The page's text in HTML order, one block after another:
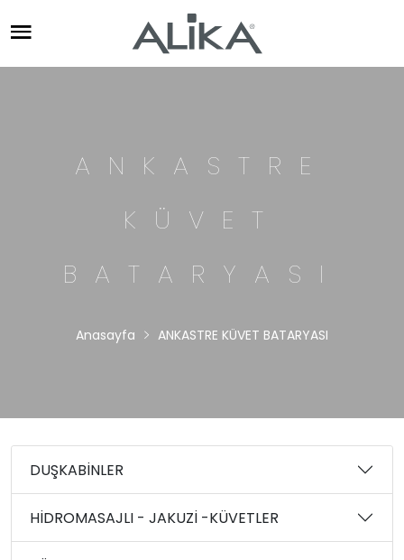
ANKASTRE
KÜVET
BATARYASI
Anasayfa ANKASTRE KÜVET BATARYASI
DUŞKABİNLER
HİDROMASAJLI - JAKUZİ -KÜVETLER